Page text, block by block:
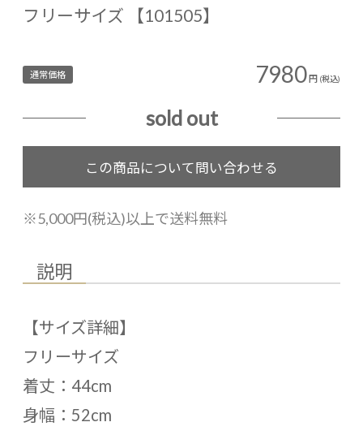
フリーサイズ 【101505】
通常価格 7980円 (税込)
sold out
※5,000円(税込)以上で送料無料
説明
【サイズ詳細】
フリーサイズ
着丈：44cm
身幅：52cm